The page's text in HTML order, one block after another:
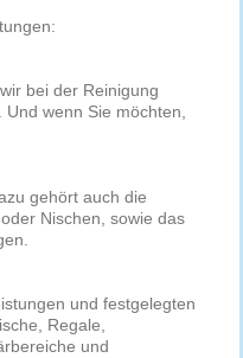
bei der Reinigung
wenn Sie möchten,
gehört auch die
Nischen, sowie das
und festgelegten
Regale,
und